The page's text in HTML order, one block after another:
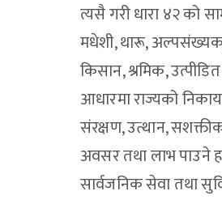
त्यसै गरी धारा ४२ को
मधेशी, थारू,
किसान, श्रमिक,
आधारमा राज्यको
संरक्षण, उत्थान,
अवसर तथा लाभ पाउने
सार्वजनिक सेवा तथा